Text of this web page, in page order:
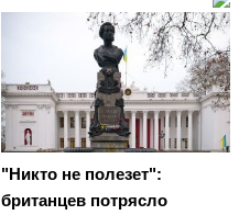
"Никто не полезет":
британцев потрясло